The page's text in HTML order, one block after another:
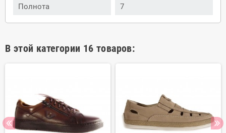
Полнота 7
В этой категории 16 товаров: